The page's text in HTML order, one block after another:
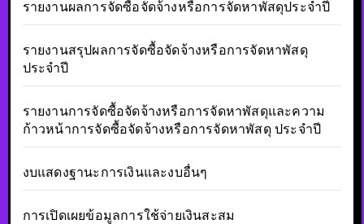
รายงานผลการจัดซื้อจัดจ้างหรือการจัดหาพัสดุประจำปี
รายงานสรุปผลการจัดซื้อจัดจ้างหรือการจัดหาพัสดุ
ประจำปี
รายงานการจัดซื้อจัดจ้างหรือการจัดหาพัสดุและความ
ก้าวหน้าการจัดซื้อจัดจ้างหรือการจัดหาพัสดุ ประจำปี
งบแสดงฐานะการเงินและงบอื่นๆ
การเปิดเผยข้อมูลการใช้จ่ายเงินสะสม